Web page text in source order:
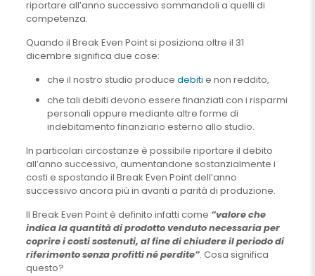
riportare all’anno successivo sommandoli a quelli di
competenza.
Quando il Break Even Point si posiziona oltre il 31
dicembre significa due cose:
che il nostro studio produce debiti e non reddito,
che tali debiti devono essere finanziati con i risparmi
personali oppure mediante altre forme di
indebitamento finanziario esterno allo studio.
In particolari circostanze è possibile riportare il debito
all’anno successivo, aumentandone sostanzialmente i
costi e spostando il Break Even Point dell’anno
successivo ancora più in avanti a parità di produzione.
Il Break Even Point è definito infatti come “valore che
indica la quantità di prodotto venduto necessaria per
coprire i costi sostenuti, al fine di chiudere il periodo di
riferimento senza profitti né perdite”. Cosa significa
questo?